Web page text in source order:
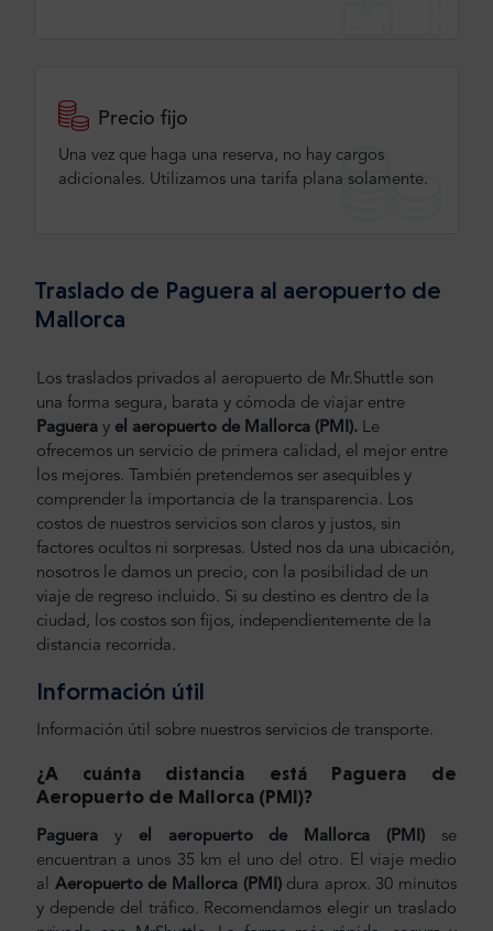
Precio fijo
Una vez que haga una reserva, no hay cargos
adicionales. Utilizamos una tarifa plana solamente.
Traslado de Paguera al aeropuerto de
Mallorca
Los traslados privados al aeropuerto de Mr.Shuttle son
una forma segura, barata y cómoda de viajar entre
Paguera y el aeropuerto de Mallorca (PMI). Le
ofrecemos un servicio de primera calidad, el mejor entre
los mejores. También pretendemos ser asequibles y
comprender la importancia de la transparencia. Los
costos de nuestros servicios son claros y justos, sin
factores ocultos ni sorpresas. Usted nos da una ubicación,
nosotros le damos un precio, con la posibilidad de un
viaje de regreso incluido. Si su destino es dentro de la
ciudad, los costos son fijos, independientemente de la
distancia recorrida.
Información útil
Información útil sobre nuestros servicios de transporte.
¿A cuánta distancia está Paguera de
Aeropuerto de Mallorca (PMI)?
Paguera yel aeropuerto de Mallorca (PMI) se
encuentran a unos 35 km el uno del otro. El viaje medio
al Aeropuerto de Mallorca (PMI)dura aprox. 30 minutos
y depende del tráfico. Recomendamos elegir un traslado